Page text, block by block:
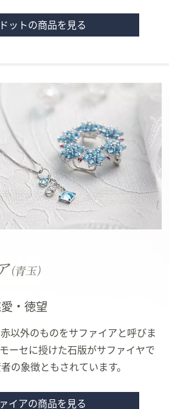
ットの商品を見る
・徳望
以外のものをサファイアと呼びま
ーセに授けた石版がサファイヤで
の象徴ともされています。
イアの商品を見る